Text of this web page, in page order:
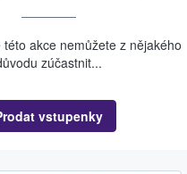
akce nemůžete z nějakého
zúčastnit...
vstupenky